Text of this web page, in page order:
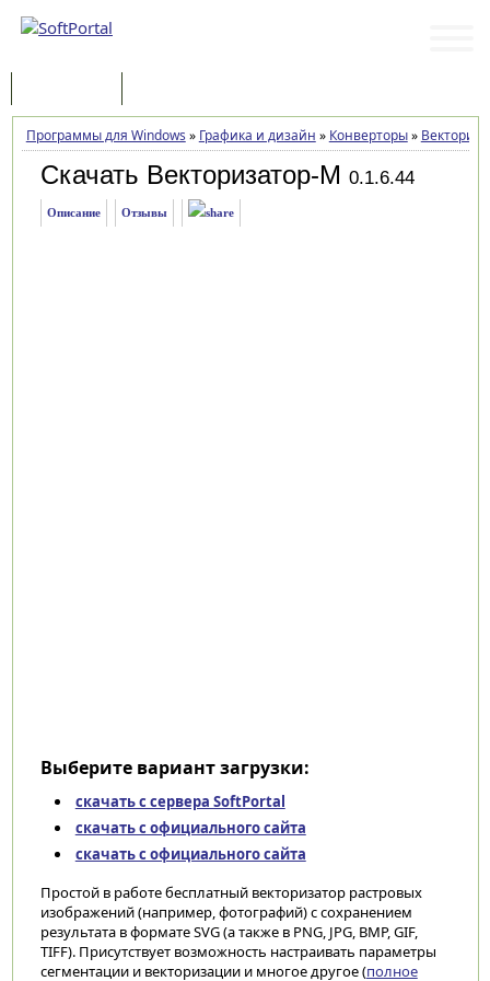
Программы для Windows » Графика и дизайн » Конверторы»
Скачать Векторизатор-М 0.1.6.44
Описание Отзывы
Выберите вариант загрузки:
скачать с сервера SoftPortal
скачать с официального сайта
скачать с официального сайта
Простой в работе бесплатный векторизатор растровых
изображений (например, фотографий) с сохранением
результата в формате SVG (а также в PNG, JPG, BMP, GIF,
TIFF). Присутствует возможность настраивать параметры
сегментации и векторизации и многое другое (полное